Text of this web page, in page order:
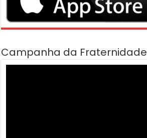
Campanha da Fraternidade